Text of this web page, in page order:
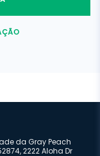
da Gray Peach
2222 Aloha Dr